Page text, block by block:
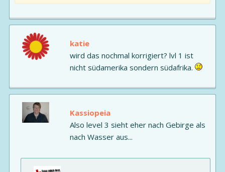
katie
wird das nochmal korrigiert? lvl 1 ist
nicht südamerika sondern südafrika.
Kassiopeia
Also level 3 sieht eher nach Gebirge als
nach Wasser aus...